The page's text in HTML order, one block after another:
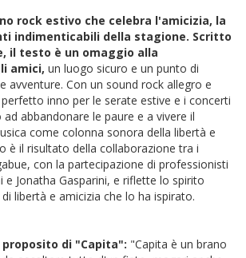
rock estivo che celebra l'amicizia, la
indimenticabili della stagione. Scritto
il testo è un omaggio alla
amici, un luogo sicuro e un punto di
avventure. Con un sound rock allegro e
inno per le serate estive e i concerti
abbandonare le paure e a vivere il
come colonna sonora della libertà e
è il risultato della collaborazione tra i
con la partecipazione di professionisti
e Jonatha Gasparini, e riflette lo spirito
libertà e amicizia che lo ha ispirato.
di "Capita": "Capita è un brano